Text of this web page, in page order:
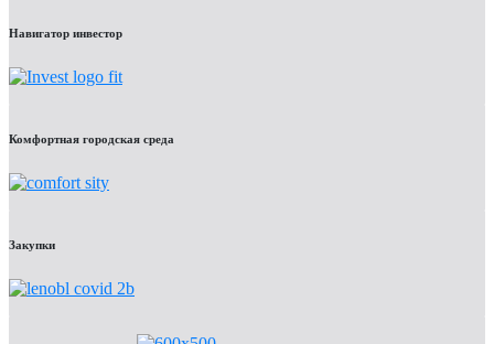
Навигатор инвестор
Комфортная городская среда
Закупки